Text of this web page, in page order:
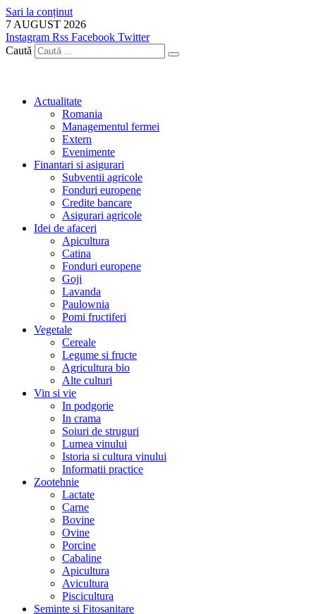
Sari la conținut
7 AUGUST 2026
Instagram Rss Facebook Twitter
Caută
Actualitate
Romania
Managementul fermei
Extern
Evenimente
Finantari si asigurari
Subventii agricole
Fonduri europene
Credite bancare
Asigurari agricole
Idei de afaceri
Apicultura
Catina
Fonduri europene
Goji
Lavanda
Paulownia
Pomi fructiferi
Vegetale
Cereale
Legume si fructe
Agricultura bio
Alte culturi
Vin si vie
In podgorie
In crama
Soiuri de struguri
Lumea vinului
Istoria si cultura vinului
Informatii practice
Zootehnie
Lactate
Carne
Bovine
Ovine
Porcine
Cabaline
Apicultura
Avicultura
Piscicultura
Seminte si Fitosanitare